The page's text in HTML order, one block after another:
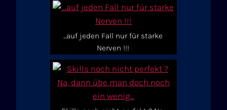
...auf jeden Fall nur für starke
Nerven !!!